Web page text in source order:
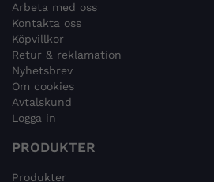
Arbeta med oss
Kontakta oss
Köpvillkor
Retur & reklamation
Nyhetsbrev
Om cookies
Avtalskund
Logga in
PRODUKTER
Produkter